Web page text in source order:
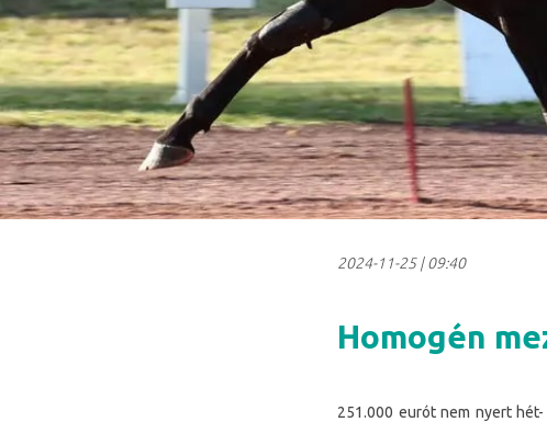
2024-11-25|09:40
Homogén
251.000 eurót nem nyert